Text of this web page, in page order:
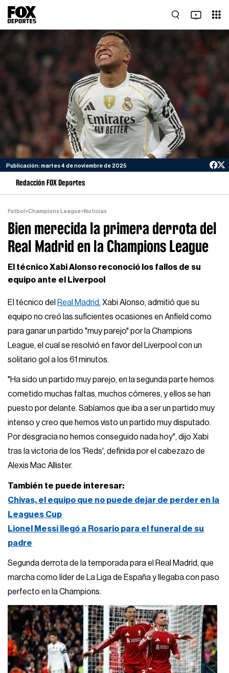
Publicación: martes 4 de noviembre de 2025
Redacción FOX Deportes
Futbol >Champions League>Noticias
Bien merecida la primera derrota del
Real Madrid en la Champions League
El técnico Xabi Alonso reconoció los fallos de su
equipo ante el Liverpool
El técnico del Real Madrid, Xabi Alonso, admitió que su
equipo no creó las suficientes ocasiones en Anfield como
para ganar un partido "muy parejo" por la Champions
League, el cual se resolvió en favor del Liverpool con un
solitario gol a los 61 minutos.
"Ha sido un partido muy parejo, en la segunda parte hemos
cometido muchas faltas, muchos córneres, y ellos se han
puesto por delante. Sabíamos que iba a ser un partido muy
intenso y creo que hemos visto un partido muy disputado.
Por desgracia no hemos conseguido nada hoy", dijo Xabi
tras la victoria de los 'Reds', definida por el cabezazo de
Alexis Mac Allister.
También te puede interesar:
Chivas, el equipo que no puede dejar de perder en la
Leagues Cup
Lionel Messi llegó a Rosario para el funeral de su
padre
Segunda derrota de la temporada para el Real Madrid, que
marcha como líder de La Liga de España y llegaba con paso
perfecto en la Champions.